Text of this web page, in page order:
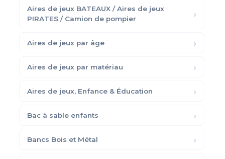
Aires de jeux BATEAUX / Aires de jeux
PIRATES / Camion de pompier
Aires de jeux par âge
Aires de jeux par matériau
Aires de jeux, Enfance & Éducation
Bac à sable enfants
Bancs Bois et Métal